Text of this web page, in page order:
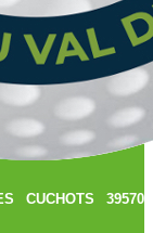
CUCHOTS 39570